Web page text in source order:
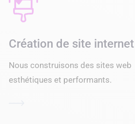
Création de site internet
Nous construisons des sites web
esthétiques et performants.